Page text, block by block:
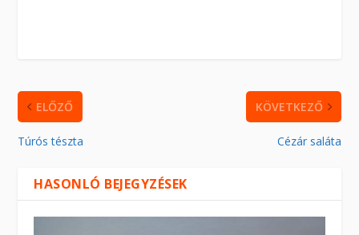
ELŐZŐ
Túrós tészta
KÖVETKEZŐ
Cézár saláta
HASONLÓ BEJEGYZÉSEK